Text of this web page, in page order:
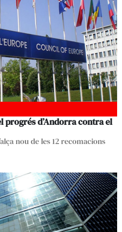
progrés d’Andorra contra el
nou de les 12 recomacions